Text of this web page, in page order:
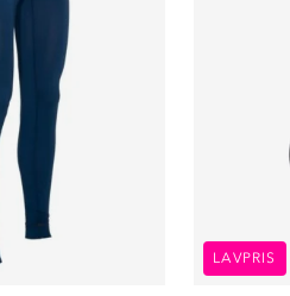
LAVPRIS